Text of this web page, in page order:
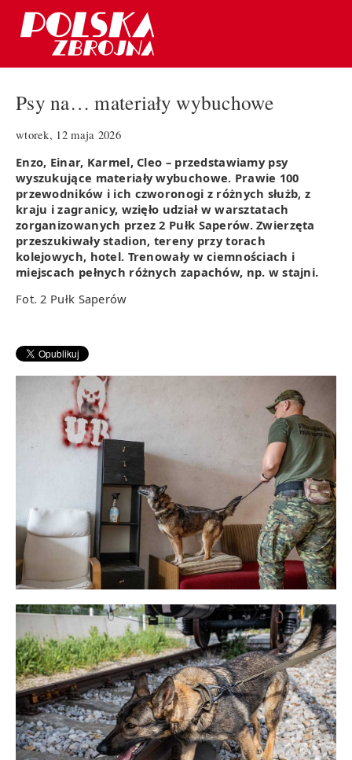
Psy na… materiały wybuchowe
wtorek, 12 maja 2026
Enzo, Einar, Karmel, Cleo – przedstawiamy psy
wyszukujące materiały wybuchowe. Prawie 100
przewodników i ich czworonogi z różnych służb, z
kraju i zagranicy, wzięło udział w warsztatach
zorganizowanych przez 2 Pułk Saperów. Zwierzęta
przeszukiwały stadion, tereny przy torach
kolejowych, hotel. Trenowały w ciemnościach i
miejscach pełnych różnych zapachów, np. w stajni.
Fot. 2 Pułk Saperów